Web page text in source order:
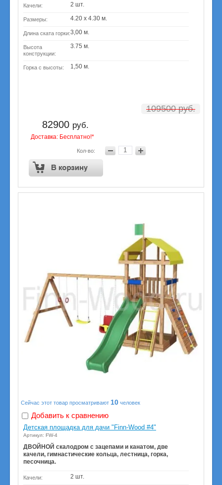
Качели: 2 шт.
Размеры: 4.20 х 4.30 м.
Длина ската горки:3,00 м.
Высота
конструкции:
3.75 м.
Горка с высоты: 1,50 м.
109500руб.
82900 руб.
Доставка: Бесплатно!*
Кол-во:
Сейчас этот товар просматривают 10 человек
Добавить к сравнению
Детская площадка для дачи "Finn-Wood #4"
Артикул: FW-4
ДВОЙНОЙ скалодром с зацепами и канатом, две
качели, гимнастические кольца, лестница, горка,
песочница.
Качели: 2 шт.